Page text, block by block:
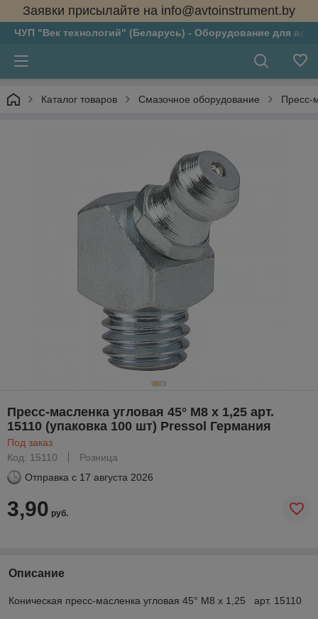
Заявки присылайте на info@avtoinstrument.by
ЧУП "Век технологий" (Беларусь) - Оборудование для
Каталог товаров Смазочное оборудование Пресс-
Пресс-масленка угловая 45° М8 х 1,25 арт.
15110 (упаковка 100 шт) Pressol Германия
Под заказ
Код: 15110
Розница
Отправка с 17 августа 2026
3,90 руб.
Описание
Коническая пресс-масленка угловая 45° М8 х 1,25 арт. 15110